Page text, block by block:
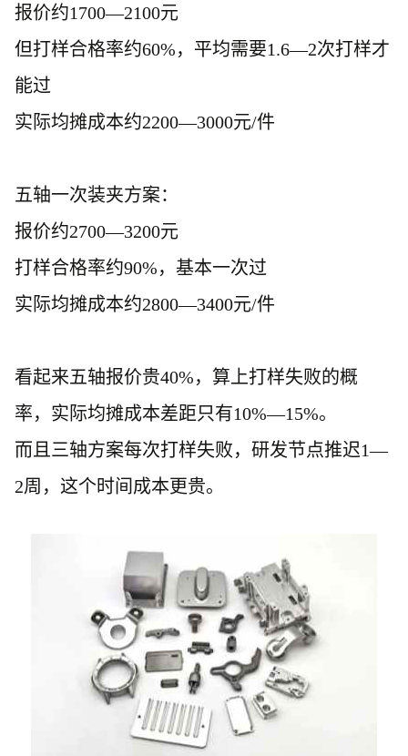
报价约1700—2100元
但打样合格率约60%，平均需要1.6—2次打样才
能过
实际均摊成本约2200—3000元/件
五轴一次装夹方案：
报价约2700—3200元
打样合格率约90%，基本一次过
实际均摊成本约2800—3400元/件
看起来五轴报价贵40%，算上打样失败的概
率，实际均摊成本差距只有10%—15%。
而且三轴方案每次打样失败，研发节点推迟1—
2周，这个时间成本更贵。